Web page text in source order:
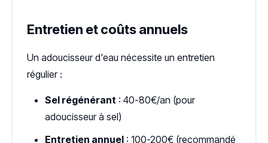
Entretien et coûts annuels
Un adoucisseur d'eau nécessite un entretien
régulier :
Sel régénérant : 40-80€/an (pour
adoucisseur à sel)
Entretien annuel : 100-200€ (recommandé